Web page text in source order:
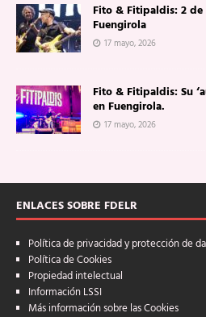
Fito & Fitipaldis: 2 de
Fuengirola
17 mayo, 2026
Fito & Fitipaldis: Su
en Fuengirola.
17 mayo, 2026
ENLACES SOBRE FDELR
Política de privacidad y protección de
Política de Cookies
Propiedad intelectual
Información LSSI
Más información sobre las Cookies